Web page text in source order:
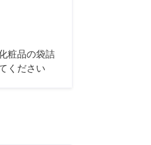
粧品の袋詰
ください